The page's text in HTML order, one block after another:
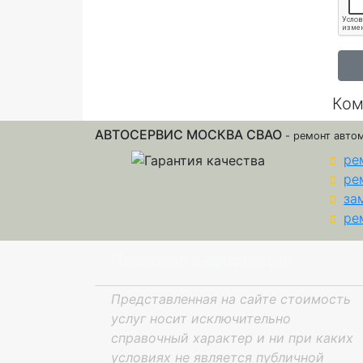
АВТОСЕРВИС МОСКВА СВАО - ремонт
Представленная на сайте стоимость
услуг носит исключительно
справочный характер и ни при каких
условиях не является публичной